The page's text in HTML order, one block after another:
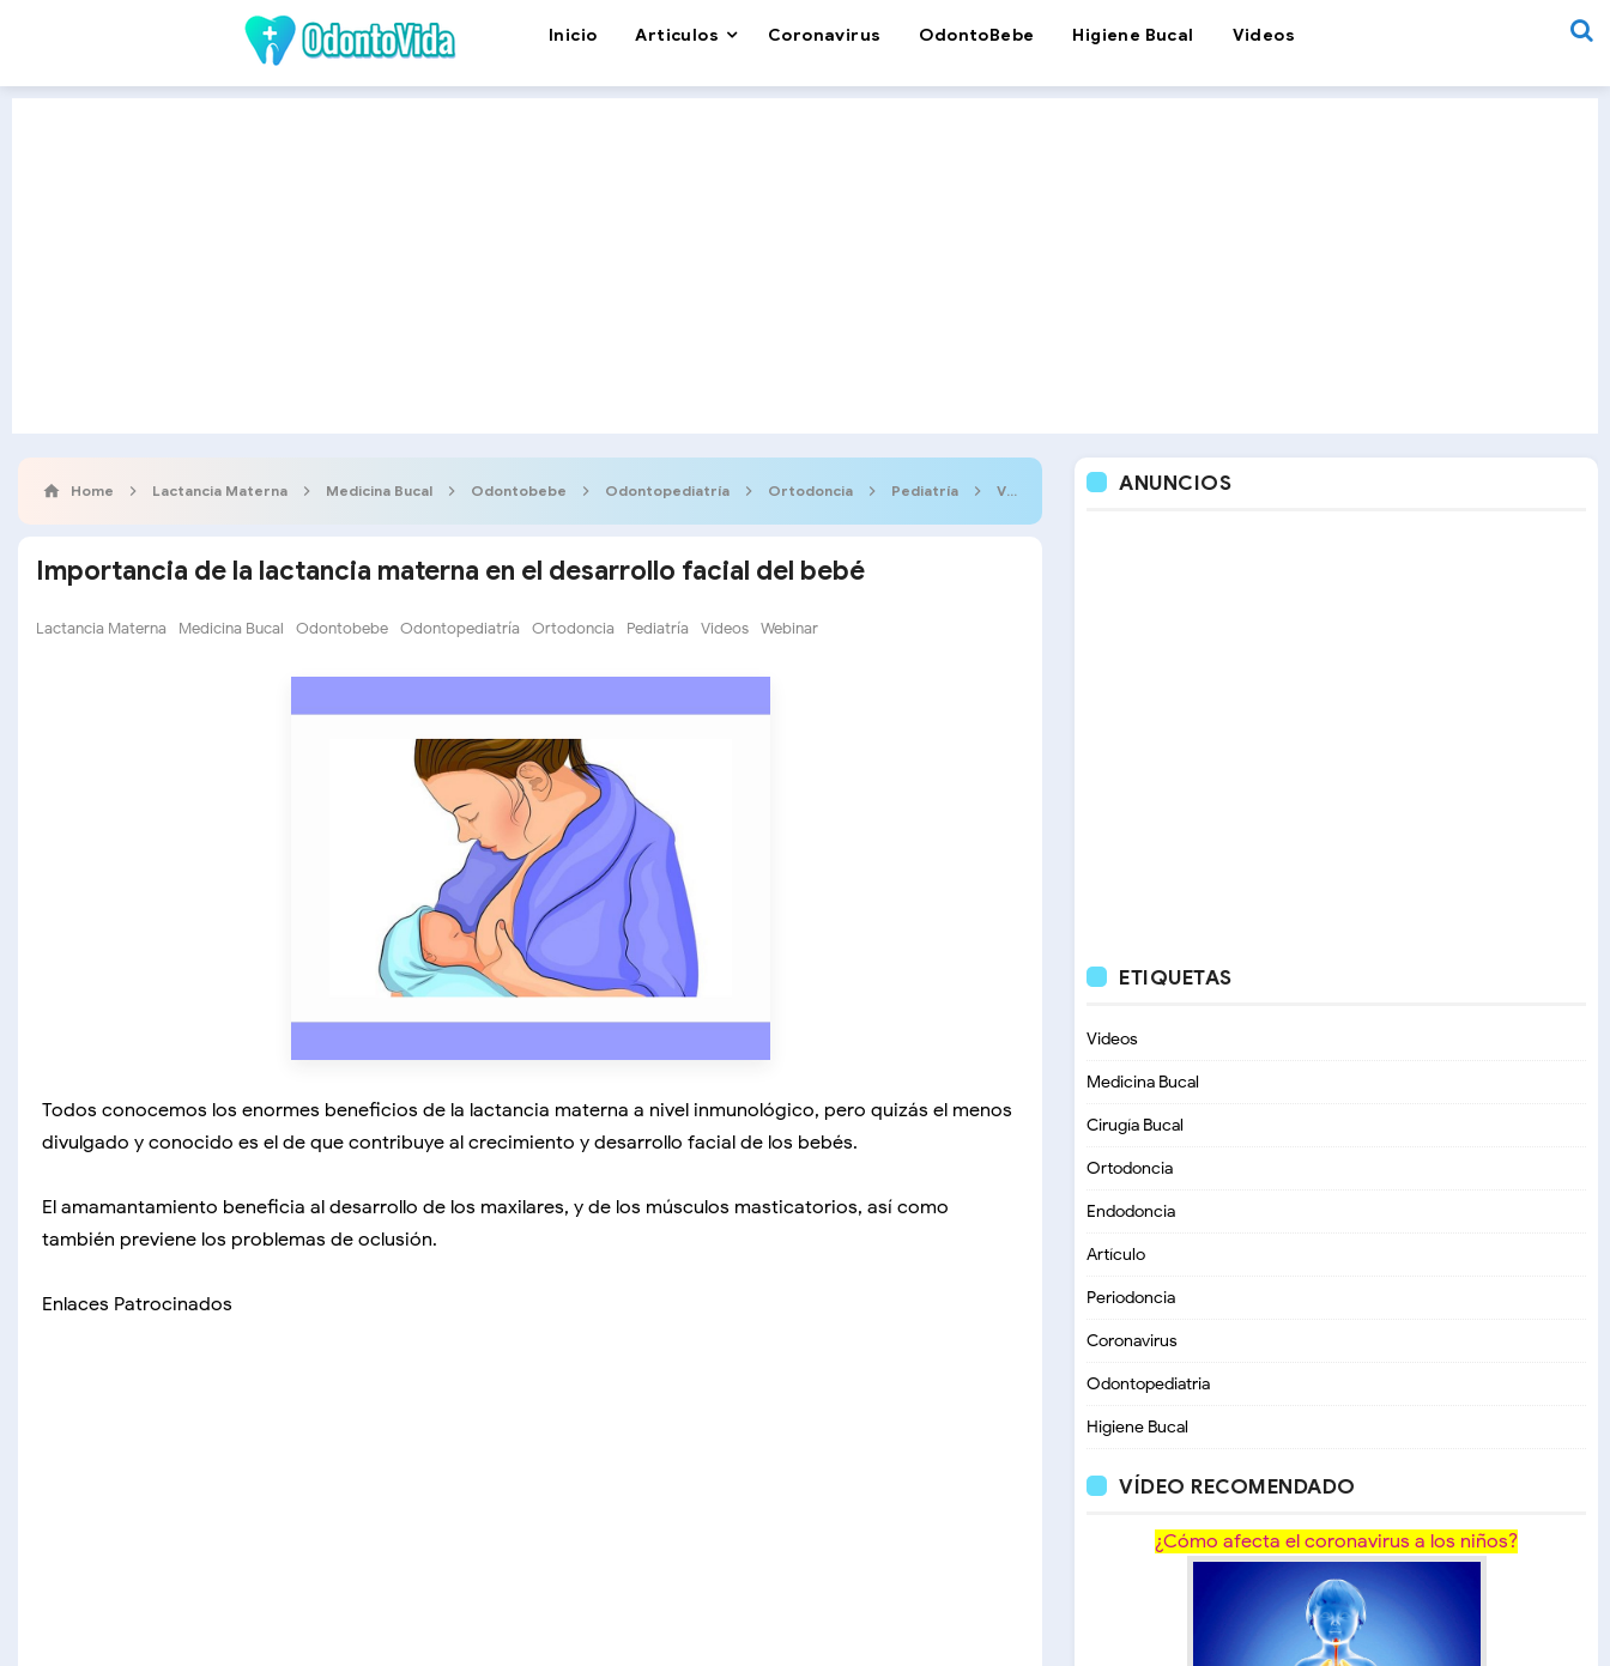
Inicio Articulos Coronavirus OdontoBebe Higiene Bucal Videos
Home Lactancia Materna Medicina Bucal Odontobebe Odontopediatría Ortodoncia Pediatría Videos Webinar Importancia de la lactancia materna en el desarrollo facial
Importancia de la lactancia materna en el desarrollo facial del bebé
Lactancia Materna Medicina Bucal Odontobebe Odontopediatría Ortodoncia Pediatría Videos Webinar
Todos conocemos los enormes beneficios de la lactancia materna a nivel inmunológico, pero quizás el menos
divulgado y conocido es el de que contribuye al crecimiento y desarrollo facial de los bebés.
El amamantamiento beneficia al desarrollo de los maxilares, y de los músculos masticatorios, así como
también previene los problemas de oclusión.
Enlaces Patrocinados
ANUNCIOS
ETIQUETAS
Videos
Medicina Bucal
Cirugía Bucal
Ortodoncia
Endodoncia
Artículo
Periodoncia
Coronavirus
Odontopediatria
Higiene Bucal
VÍDEO RECOMENDADO
¿Cómo afecta el coronavirus a los niños?